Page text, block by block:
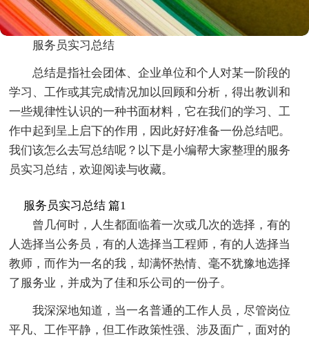
服务员实习总结
总结是指社会团体、企业单位和个人对某一阶段的
学习、工作或其完成情况加以回顾和分析，得出教训和
一些规律性认识的一种书面材料，它在我们的学习、工
作中起到呈上启下的作用，因此好好准备一份总结吧。
我们该怎么去写总结呢？以下是小编帮大家整理的服务
员实习总结，欢迎阅读与收藏。
服务员实习总结 篇1
曾几何时，人生都面临着一次或几次的选择，有的
人选择当公务员，有的人选择当工程师，有的人选择当
教师，而作为一名的我，却满怀热情、毫不犹豫地选择
了服务业，并成为了佳和乐公司的一份子。
我深深地知道，当一名普通的工作人员，尽管岗位
平凡、工作平静，但工作政策性强、涉及面广，面对的